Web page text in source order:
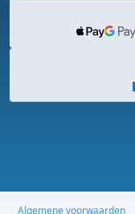
Algemene voorwaarden